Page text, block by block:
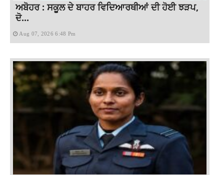
ਅਬੋਹਰ : ਸਕੂਲ ਦੇ ਬਾਹਰ ਵਿਦਿਆਰਥੀਆਂ ਦੀ ਹੋਈ ਝੜਪ,
ਦੋ...
Aug 07, 2026 6:48 Pm